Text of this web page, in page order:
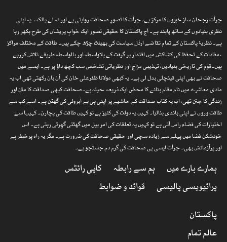
جرأت رجحان ساز خبروں کا مرکز ہے۔جرأت کا تصورِ صحافت روایتی ہے اور نہ لے پالک ۔ یہ اپنی
نظری بنیادوں کے ساتھ پابند ہے۔ آج پاکستان کا حقیقی تصور ایک خوابِ پریشاں کی طرح بکھر رہا
ہے۔ نظریۂ پاکستان کے تمام تقاضے ارذل سیاست کی بھینٹ چڑھ چکے ہیں۔ طاقت کے مختلف مراکز
، مفادات کے تحفظ کی کشاکش میں اقتدار پر گرفت کے بلاواسطہ اور بالواسطہ طریقے تلاش کررہے
ہیں۔قوم کی تاریخی بنیادیں، تہذیبی مزاج اور نظریاتی تشخص سب کچھ داؤ پر ہے۔ ایسے میں
صحافت نے بھی اپنی قینچلی بدل لی ہے۔ یہ کبھی مولانا ظفرعلی خان کی آن بان رکھتی تھی اب یہ
مادی معاشرے میں نام مقام بنانے کا محض ایک ذریعہ ،حیلہ ہے۔صحافت کبھی صداقت کا متن اور
زندگی کا جتن تھی، اب یہ کتاب صداقت کے حاشیے پر اپنی ہی بے آبروئی کی گھٹن ہے۔ اسے کب سے
طاقت وروں نے اپنی باندی بنالیا۔ کہیں یہ دولت کی کنیز ہے تو کہیں طاقت کی پچارن۔ کہیںا سے
اختیارات کی فضاء راس آتی ہے تو کہیں یہ تعلقات کی امر بیل میں گھٹتی گھِرتی رہتی ہے۔ اس
خودشکن فضا میں پہلے سے زیادہ سچی اور حقیقی صحافت کی ضرورت ہے۔ مگر یہ راہ پرخطر ہے
اور پرآزمائش بھی۔ جرأت ایسی ہی صحافت کی گرم دم جستجو ہے۔
ہمارے بارے میں ہم سے رابطہ
کاپی رائٹس
پرائیویسی پالیسی
قوائد و ضوابط
پاکستان
عالم تمام